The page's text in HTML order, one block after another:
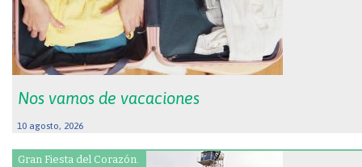
Nos vamos de vacaciones
10 agosto, 2026
Gran Fiesta del Corazón.